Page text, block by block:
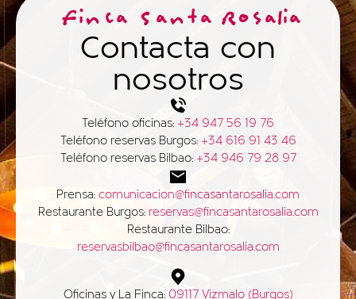
Finca Santa Rosalia
Contacta con
nosotros
Teléfono oficinas: +34 947 56 19 76
Teléfono reservas Burgos: +34 616 91 43 46
Teléfono reservas Bilbao: +34 946 79 28 97
Prensa: comunicacion@fincasantarosalia.com
Restaurante Burgos: reservas@fincasantarosalia.com
Restaurante Bilbao:
reservasbilbao@fincasantarosalia.com
Oficinas y La Finca: 09117 Vizmalo (Burgos)